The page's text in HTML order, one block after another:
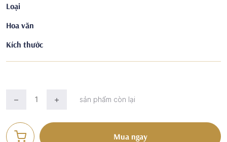
Loại
Hoa văn
Kích thước
sản phẩm còn lại
Mua ngay